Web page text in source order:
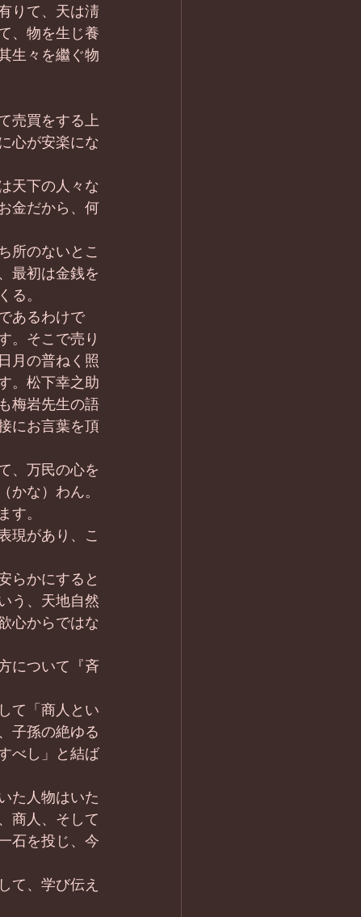
りて、天は淸
、物を生じ養
生々を繼ぐ物
売買をする上
心が安楽にな
天下の人々な
金だから、何
所のないとこ
最初は金銭を
。
あるわけで
。そこで売り
月の普ねく照
。松下幸之助
梅岩先生の語
にお言葉を頂
、万民の心を
な）わん。
。
現があり、こ
らかにすると
う、天地自然
心からではな
について『斉
て「商人とい
子孫の絶ゆる
べし」と結ば
た人物はいた
商人、そして
石を投じ、今
て、学び伝え